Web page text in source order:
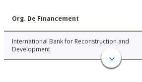
Org. De Financement
International Bank for Reconstruction and
Development